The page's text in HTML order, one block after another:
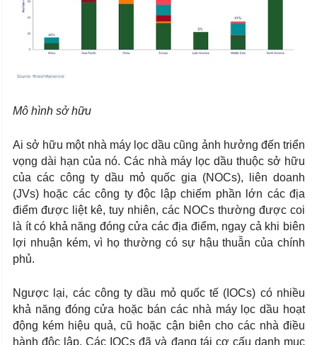
Mô hình sở hữu
Ai sở hữu một nhà máy lọc dầu cũng ảnh hưởng đến triển
vọng dài hạn của nó. Các nhà máy lọc dầu thuộc sở hữu
của các công ty dầu mỏ quốc gia (NOCs), liên doanh
(JVs) hoặc các công ty độc lập chiếm phần lớn các địa
điểm được liệt kê, tuy nhiên, các NOCs thường được coi
là ít có khả năng đóng cửa các địa điểm, ngay cả khi biên
lợi nhuận kém, vì họ thường có sự hậu thuẫn của chính
phủ.
Ngược lại, các công ty dầu mỏ quốc tế (IOCs) có nhiều
khả năng đóng cửa hoặc bán các nhà máy lọc dầu hoạt
động kém hiệu quả, cũ hoặc cận biên cho các nhà điều
hành độc lập. Các IOCs đã và đang tái cơ cấu danh mục